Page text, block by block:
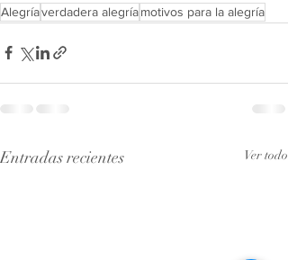
Alegríaverdadera alegríamotivos para la alegría
Entradas recientes Ver todo